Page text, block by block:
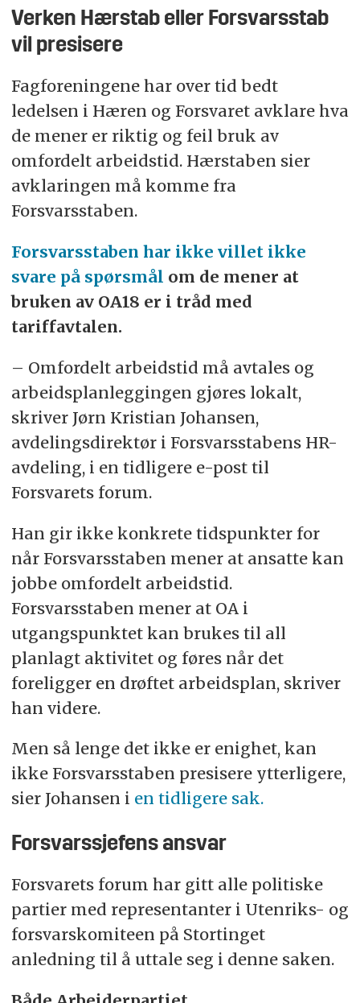
kroner utbetalt.
Hovedtariffavtalen sier omfordelt arbeidstid
tjenesten”. Men dersom det skal benyttes
må følgende krav være oppfylt:
Det skal brukes for «helt spesielle forhold»
som påvirker driften
Bruken skal være tidsavgrenset
Bruken skal ikke være en permanent
ordning
Behovet skal drøftes med sentrale
Det skal avtales arbeidstidsordninger ved
bruk av omfordelt arbeidstid
Arbeidsplaner skal drøftes med tillitsvalgte
En normal arbeidsuke i Forsvaret skal være
men ordinært arbeid kan føres fra 07-17
gjennomsnittsberegnet. En ansatt kan ikke
jobbe mer enn 48 timer i gjennomsnitt per
uke over åtte uker, og ikke over 37,5 timer
per uke i gjennomsnitt over et år
Det er særlig denne setningen i
hovedtariffavtalen fagforeningene mener er
viktig:
“Forskjøvet arbeidstid etter § 7 nr. 2
skal ikke være en permanent ordning. Det
skal også være helt spesielle og
tidsavgrensede forhold som påvirker
arbeidstid utover kl. 0700 og kl. 1700 skal
Verken Hærstab eller Forsvarsstab
vil presisere
Fagforeningene har over tid bedt
ledelsen i Hæren og Forsvaret avklare hva
de mener er riktig og feil bruk av
omfordelt arbeidstid. Hærstaben sier
avklaringen må komme fra
Forsvarsstaben.
Forsvarsstaben har ikke villet ikke
svare på spørsmål om de mener at
bruken av OA18 er i tråd med
tariffavtalen.
– Omfordelt arbeidstid må avtales og
arbeidsplanleggingen gjøres lokalt,
skriver Jørn Kristian Johansen,
avdelingsdirektør i Forsvarsstabens HR-
avdeling, i en tidligere e-post til
Forsvarets forum.
Han gir ikke konkrete tidspunkter for
når Forsvarsstaben mener at ansatte kan
jobbe omfordelt arbeidstid.
Forsvarsstaben mener at OA i
utgangspunktet kan brukes til all
planlagt aktivitet og føres når det
foreligger en drøftet arbeidsplan, skriver
han videre.
Men så lenge det ikke er enighet, kan
ikke Forsvarsstaben presisere ytterligere,
sier Johansen i en tidligere sak.
Forsvarssjefens ansvar
Forsvarets forum har gitt alle politiske
partier med representanter i Utenriks- og
forsvarskomiteen på Stortinget
anledning til å uttale seg i denne saken.